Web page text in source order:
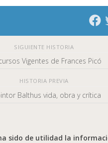
SIGUIENTE HISTORIA
Vigentes de Frances Picó
HISTORIA PREVIA
Balthus vida, obra y crítica
sido de utilidad la